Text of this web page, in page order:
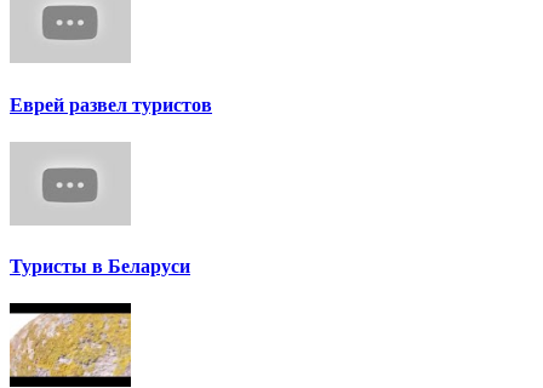
Еврей развел туристов
Туристы в Беларуси